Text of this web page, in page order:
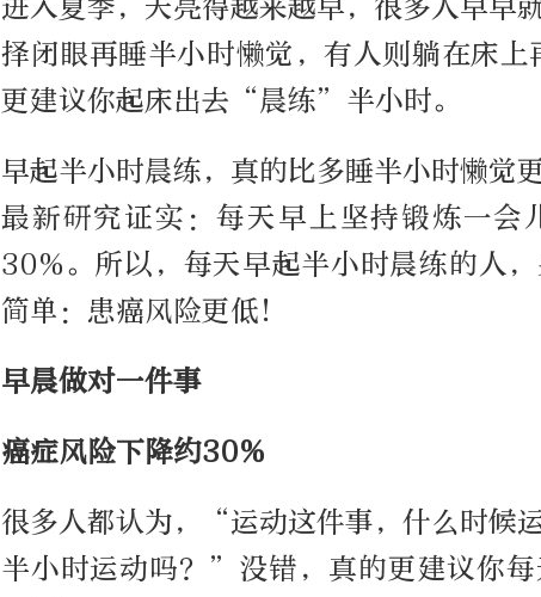
进入夏季，天亮得越来越早，很多人早早
择闭眼再睡半小时懒觉，有人则躺在床上
更建议你起床出去“晨练”半小时。
早起半小时晨练，真的比多睡半小时懒觉
最新研究证实：每天早上坚持锻炼一会
30%。所以，每天早起半小时晨练的人
简单：患癌风险更低！
早晨做对一件事
癌症风险下降约30%
很多人都认为，“运动这件事，什么时候
半小时运动吗？”没错，真的更建议你